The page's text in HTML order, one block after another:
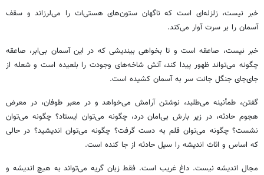
خبر نیست، زلزله‌ای است که ناگهان ستون‌های هستی‌ات را می‌لرزاند و سقف
آسمان را بر سرت آوار می‌کند.
خبر نیست، صاعقه‌ است و تا بخواهی بیندیشی که در این آسمان بی‌ابر، صاعقه
چگونه می‌تواند ظهور پیدا کند، آتش شاخه‌های وجودت را بلعیده است و شعله از
جای‌جای جنگل جانت سر به آسمان کشیده است.
گفتن‎، طمأنینه می‌طلبد، نوشتن آرامش می‌خواهد و در معبر طوفان، در معرض
هجوم حادثه، در زیر بارش بی‌امان درد، چگونه می‌توان ایستاد؟ چگونه می‌توان
نشست؟ چگونه می‌توان قلم به دست گرفت؟ چگونه می‌توان اندیشید؟ در حالی
که اساس و اثاث اندیشه را سیل حادثه از جا کنده است.
مجال اندیشه نیست. داغ غریب است. فقط زبان گریه می‌تواند به هیچ اندیشه و